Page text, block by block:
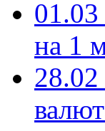
на 1